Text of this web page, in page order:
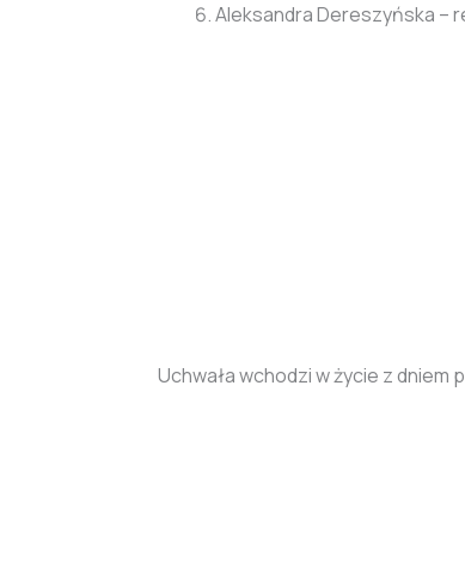
Aleksandra Dereszyńska –
Uchwała wchodzi w życie z dniem